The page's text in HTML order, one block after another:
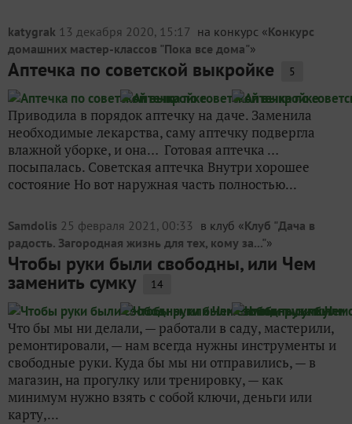
katygrak 13 декабря 2020, 15:17 на конкурс «Конкурс
домашних мастер-классов "Пока все дома"»
Аптечка по советской выкройке 5
Приводила в порядок аптечку на даче. Заменила
необходимые лекарства, саму аптечку подвергла
влажной уборке, и она… Готовая аптечка …
посыпалась. Советская аптечка Внутри хорошее
состояние Но вот наружная часть полностью...
Samdolis 25 февраля 2021, 00:33 в клуб «Клуб "Дача в
радость. Загородная жизнь для тех, кому за..."»
Чтобы руки были свободны, или Чем
заменить сумку 14
Что бы мы ни делали, — работали в саду, мастерили,
ремонтировали, — нам всегда нужны инструменты и
свободные руки. Куда бы мы ни отправились, — в
магазин, на прогулку или тренировку, — как
минимум нужно взять с собой ключи, деньги или
карту,...